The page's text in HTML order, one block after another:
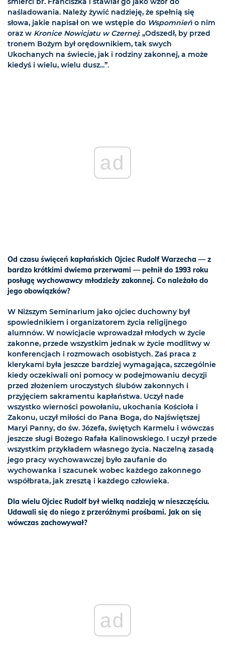
naśladowania. Należy żywić nadzieję, że spełnią się
słowa, jakie napisał on we wstępie do Wspomnień o nim
oraz w Kronice Nowicjatu w Czernej: „Odszedł, by przed
tronem Bożym był orędownikiem, tak swych
Ukochanych na świecie, jak i rodziny zakonnej, a może
kiedyś i wielu, wielu dusz...”.
ad
Od czasu święceń kapłańskich Ojciec Rudolf Warzecha — z
bardzo krótkimi dwiema przerwami — pełnił do 1993 roku
posługę wychowawcy młodzieży zakonnej. Co należało do
jego obowiązków?
W Niższym Seminarium jako ojciec duchowny był
spowiednikiem i organizatorem życia religijnego
alumnów. W nowicjacie wprowadzał młodych w życie
zakonne, przede wszystkim jednak w życie modlitwy w
konferencjach i rozmowach osobistych. Zaś praca z
klerykami była jeszcze bardziej wymagająca, szczególnie
kiedy oczekiwali oni pomocy w podejmowaniu decyzji
przed złożeniem uroczystych ślubów zakonnych i
przyjęciem sakramentu kapłaństwa. Uczył nade
wszystko wierności powołaniu, ukochania Kościoła i
Zakonu, uczył miłości do Pana Boga, do Najświętszej
Maryi Panny, do św. Józefa, świętych Karmelu i wówczas
jeszcze sługi Bożego Rafała Kalinowskiego. I uczył przede
wszystkim przykładem własnego życia. Naczelną zasadą
jego pracy wychowawczej było zaufanie do
wychowanka i szacunek wobec każdego zakonnego
współbrata, jak zresztą i każdego człowieka.
Dla wielu Ojciec Rudolf był wielką nadzieją w nieszczęściu.
Udawali się do niego z przeróżnymi prośbami. Jak on się
wówczas zachowywał?
ad